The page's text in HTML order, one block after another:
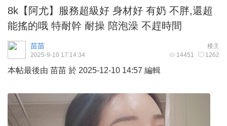
8k【阿尤】服務超級好 身材好 有奶 不胖,還超
能搖的哦 特耐幹 耐操 陪泡澡 不趕時間
楼主
苗苗
14451 1262
2025-9-10 17:14:34
本帖最後由 苗苗 於 2025-12-10 14:57 編輯